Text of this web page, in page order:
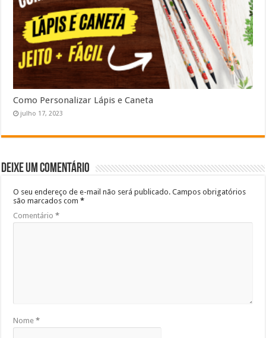
Como Personalizar Lápis e Caneta
julho 17, 2023
Deixe um comentário
O seu endereço de e-mail não será publicado. Campos obrigatórios
são marcados com*
Comentário*
Nome*